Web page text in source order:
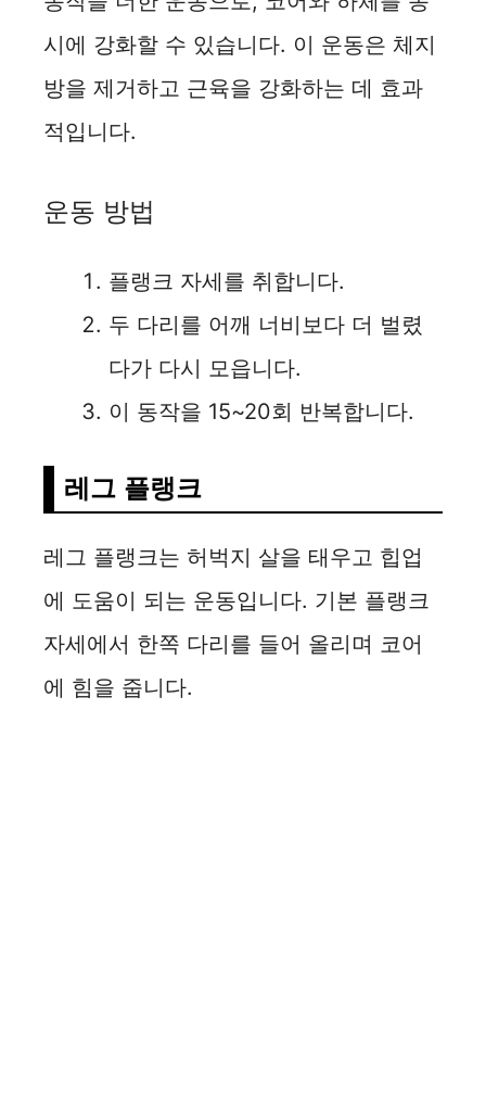
시에 강화할 수 있습니다. 이 운동은 체지
방을 제거하고 근육을 강화하는 데 효과
적입니다.
운동 방법
플랭크 자세를 취합니다.
두 다리를 어깨 너비보다 더 벌렸
다가 다시 모읍니다.
이 동작을 15~20회 반복합니다.
레그 플랭크
레그 플랭크는 허벅지 살을 태우고 힙업
에 도움이 되는 운동입니다. 기본 플랭크
자세에서 한쪽 다리를 들어 올리며 코어
에 힘을 줍니다.